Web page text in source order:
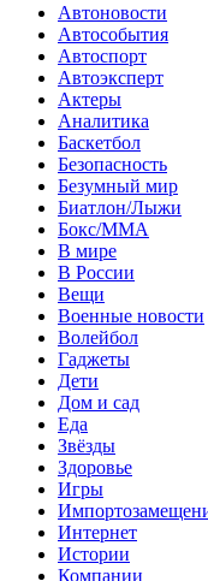
Автоновости
Автособытия
Автоспорт
Автоэксперт
Актеры
Аналитика
Баскетбол
Безопасность
Безумный мир
Биатлон/Лыжи
Бокс/MMA
В мире
В России
Вещи
Военные новости
Волейбол
Гаджеты
Дети
Дом и сад
Еда
Звёзды
Здоровье
Игры
Интернет
Истории
Компании